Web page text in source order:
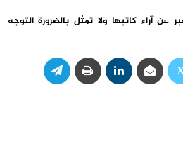
عن آراء كاتبها ولا تمثل بالضرورة التوجه